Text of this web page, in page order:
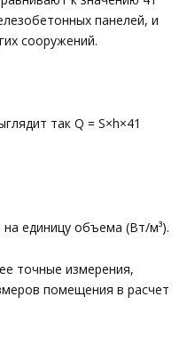
панелей, и
сооружений.
так Q = S×h×41
единицу объема (Вт/м³).
точные измерения,
помещения в расчет